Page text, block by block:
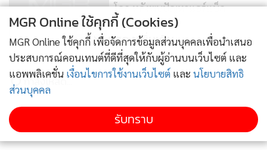
192
โลก หลังพบปัญหาแอร์แบ็ก
การบินไทยคาด พ.ค.นี้ได้ผู้ร่วมทุน
“MRO อู่ตะเภา”
แสดงเพิ่มเติม
ข่าวในหมวดล่าสุด
ตำรวจบุกค้นสำนักงานใหญ่สตาร์บัคส์เกาหลีใต้ กรณี
แคมเปญ "วันรถถัง"
MGR Online ใช้คุกกี้ (Cookies)
MGR Online ใช้คุกกี้ เพื่อจัดการข้อมูลส่วนบุคคลเพื่อนำเสนอ
ประสบการณ์คอนเทนต์ที่ดีที่สุดให้กับผู้อ่านบนเว็บไซต์ และ
แอพพลิเคชั่น เงื่อนไขการใช้งานเว็บไซต์ และ นโยบายสิทธิ
ส่วนบุคคล
รับทราบ